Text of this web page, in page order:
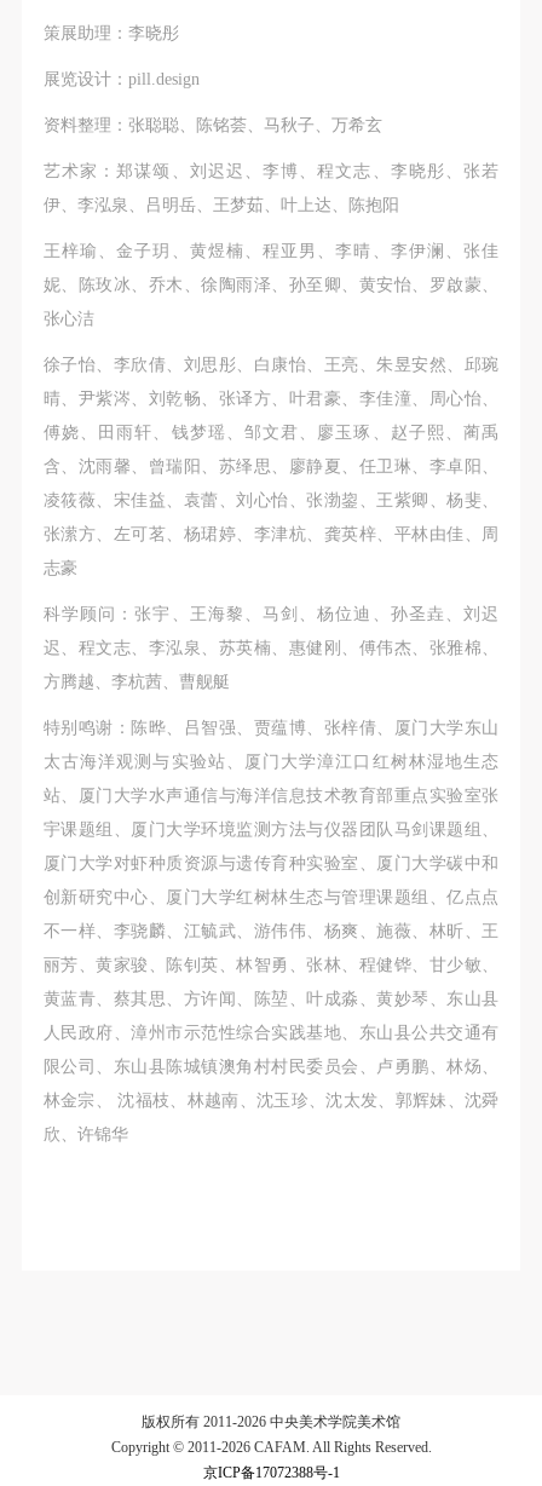
策展助理：李晓彤
展览设计：pill.design
资料整理：张聪聪、陈铭荟、马秋子、万希玄
艺术家：郑谋颂、刘迟迟、李博、程文志、李晓彤、张若
伊、李泓泉、吕明岳、王梦茹、叶上达、陈抱阳
王梓瑜、金子玥、黄煜楠、程亚男、李晴、李伊澜、张佳
妮、陈玫冰、乔木、徐陶雨泽、孙至卿、黄安怡、罗啟蒙、
张心洁
徐子怡、李欣倩、刘思彤、白康怡、王亮、朱昱安然、邱琬
晴、尹紫涔、刘乾畅、张译方、叶君豪、李佳潼、周心怡、
傅娆、田雨轩、钱梦瑶、邹文君、廖玉琢、赵子熙、蔺禹
含、沈雨馨、曾瑞阳、苏绎思、廖静夏、任卫琳、李卓阳、
凌筱薇、宋佳益、袁蕾、刘心怡、张渤鋆、王紫卿、杨斐、
张潆方、左可茗、杨珺婷、李津杭、龚英梓、平林由佳、周
志豪
科学顾问：张宇、王海黎、马剑、杨位迪、孙圣垚、刘迟
迟、程文志、李泓泉、苏英楠、惠健刚、傅伟杰、张雅棉、
方腾越、李杭茜、曹舰艇
特别鸣谢：陈晔、吕智强、贾蕴博、张梓倩、厦门大学东山
太古海洋观测与实验站、厦门大学漳江口红树林湿地生态
站、厦门大学水声通信与海洋信息技术教育部重点实验室张
宇课题组、厦门大学环境监测方法与仪器团队马剑课题组、
厦门大学对虾种质资源与遗传育种实验室、厦门大学碳中和
创新研究中心、厦门大学红树林生态与管理课题组、亿点点
不一样、李骁麟、江毓武、游伟伟、杨爽、施薇、林昕、王
丽芳、黄家骏、陈钊英、林智勇、张林、程健铧、甘少敏、
黄蓝青、蔡其思、方许闻、陈堃、叶成淼、黄妙琴、东山县
人民政府、漳州市示范性综合实践基地、东山县公共交通有
限公司、东山县陈城镇澳角村村民委员会、卢勇鹏、林炀、
林金宗、 沈福枝、林越南、沈玉珍、沈太发、郭辉妹、沈舜
欣、许锦华
版权所有 2011-2026 中央美术学院美术馆
Copyright © 2011-2026 CAFAM. All Rights Reserved.
京ICP备17072388号-1